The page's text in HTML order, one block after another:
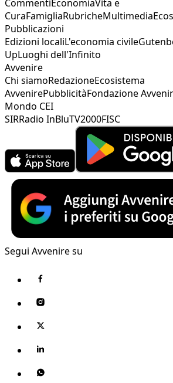
CommentiEconomiaVita e
CuraFamigliaRubricheMultimedia
Pubblicazioni
Edizioni localiL'economia civile
UpLuoghi dell'Infinito
Avvenire
Chi siamoRedazioneEcosistema
AvvenirePubblicitàFondazione
Mondo CEI
SIRRadio InBluTV2000FISC
Segui Avvenire su